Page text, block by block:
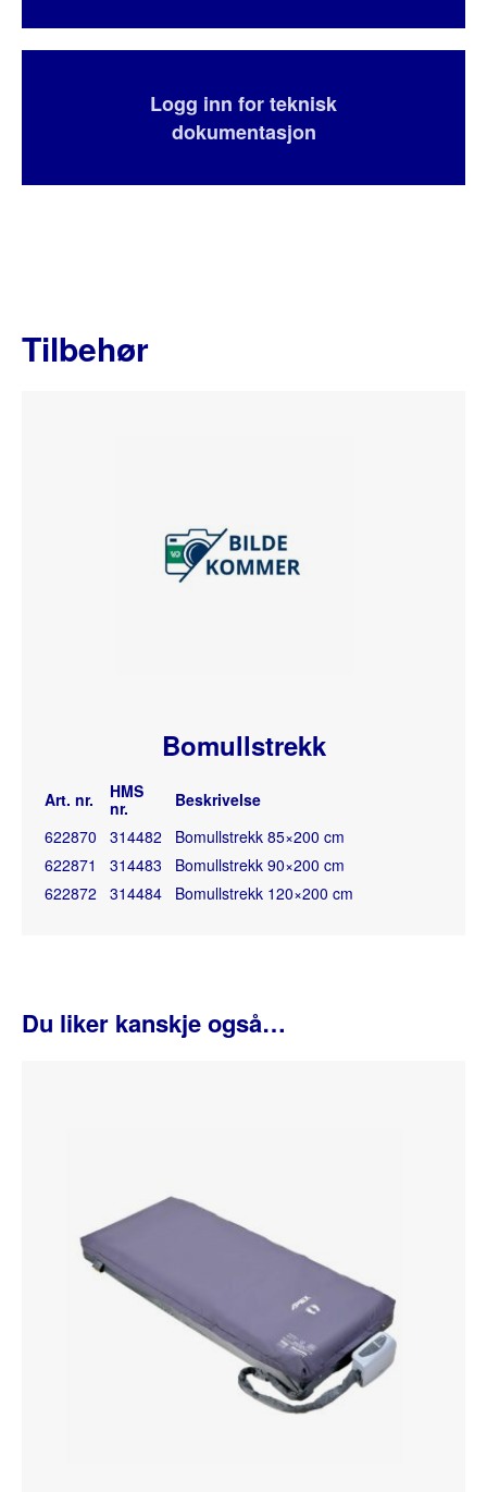
Logg inn for teknisk
dokumentasjon
Tilbehør
Bomullstrekk
Art. nr.
HMS
nr.
Beskrivelse
622870
314482
Bomullstrekk 85×200 cm
622871
314483
Bomullstrekk 90×200 cm
622872
314484 Bomullstrekk 120×200 cm
Du liker kanskje også…